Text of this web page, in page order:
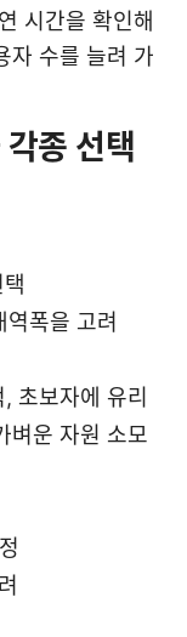
시간을 확인해
자 수를 늘려 가
종 선택
폭을 고려
초보자에 유리
벼운 자원 소모